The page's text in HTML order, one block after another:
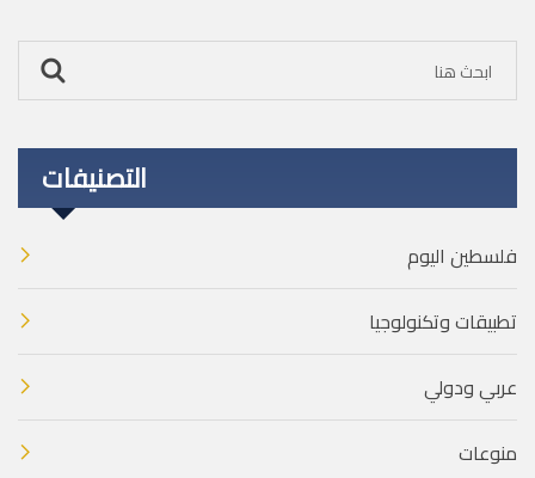
التصنيفات
فلسطين اليوم
تطبيقات وتكنولوجيا
عربي ودولي
منوعات